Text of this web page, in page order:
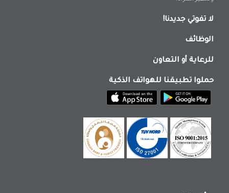
لا تفوتي جديدنا!
الوظائف
للرعاية أو التعاون
حملوا تطبيقنا للهواتف الذكية